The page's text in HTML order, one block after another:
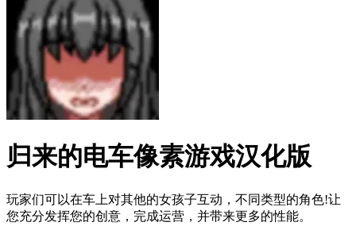
归来的电车像素游戏汉化版
玩家们可以在车上对其他的女孩子互动，不同类型的角色!让
您充分发挥您的创意，完成运营，并带来更多的性能。